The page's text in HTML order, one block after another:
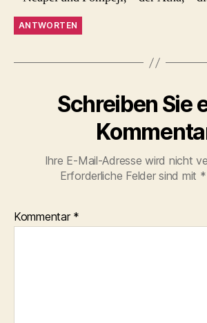
ANTWORTEN
Schreiben Sie
Ihre E-Mail-Adresse wird nicht
Erforderliche Felder sind mit *
Kommentar *